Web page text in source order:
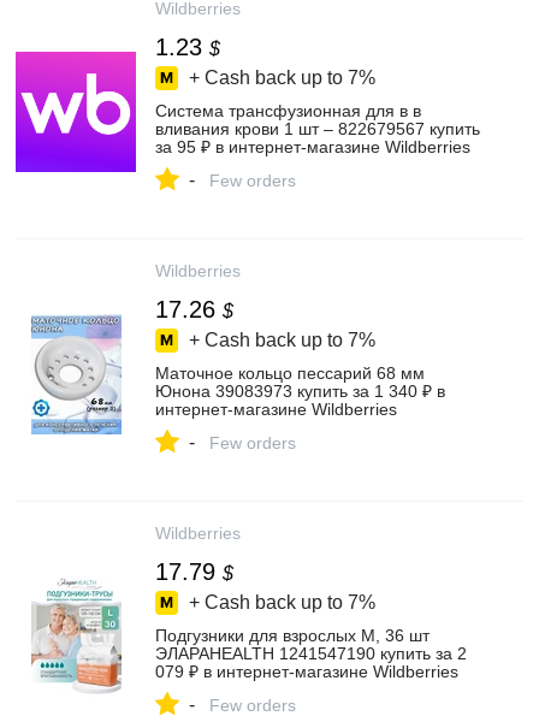
Wildberries
1.23 $
+ Cash back up to 7%
Система трансфузионная для в в
вливания крови 1 шт – 822679567 купить
за 95 ₽ в интернет‑магазине Wildberries
- Few orders
Wildberries
17.26 $
+ Cash back up to 7%
Маточное кольцо пессарий 68 мм
Юнона 39083973 купить за 1 340 ₽ в
интернет‑магазине Wildberries
- Few orders
Wildberries
17.79 $
+ Cash back up to 7%
Подгузники для взрослых М, 36 шт
ЭЛАРАHEALTH 1241547190 купить за 2
079 ₽ в интернет‑магазине Wildberries
- Few orders